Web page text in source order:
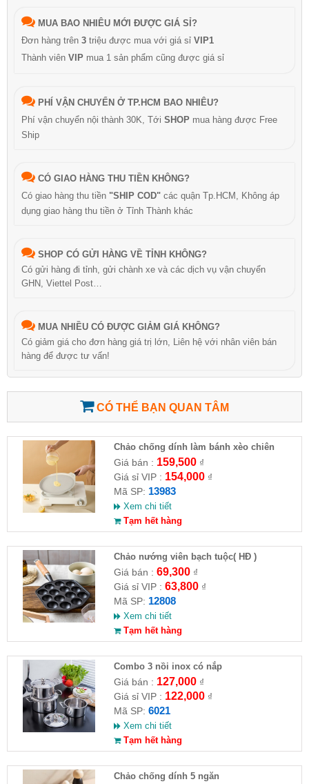
MUA BAO NHIÊU MỚI ĐƯỢC GIÁ SỈ?
Đơn hàng trên 3 triệu được mua với giá sỉ VIP1
Thành viên VIP mua 1 sản phẩm cũng được giá sỉ
PHÍ VẬN CHUYỂN Ở TP.HCM BAO NHIÊU?
Phí vận chuyển nội thành 30K, Tới SHOP mua hàng được Free
Ship
CÓ GIAO HÀNG THU TIỀN KHÔNG?
Có giao hàng thu tiền "SHIP COD" các quận Tp.HCM, Không áp
dụng giao hàng thu tiền ở Tỉnh Thành khác
SHOP CÓ GỬI HÀNG VỀ TỈNH KHÔNG?
Có gửi hàng đi tỉnh, gửi chành xe và các dịch vụ vận chuyển
GHN, Viettel Post…
MUA NHIỀU CÓ ĐƯỢC GIẢM GIÁ KHÔNG?
Có giảm giá cho đơn hàng giá trị lớn, Liên hệ với nhân viên bán
hàng để được tư vấn!
CÓ THỂ BẠN QUAN TÂM
Chảo chống dính làm bánh xèo chiên
trứng loại tròn ( HĐ )
Giá bán : 159,500₫
Giá sỉ VIP : 154,000₫
Mã SP: 13983
Xem chi tiết
Tạm hết hàng
Chảo nướng viên bạch tuộc( HĐ )
Giá bán : 69,300₫
Giá sỉ VIP : 63,800₫
Mã SP: 12808
Xem chi tiết
Tạm hết hàng
Combo 3 nồi inox có nắp
Giá bán : 127,000₫
Giá sỉ VIP : 122,000₫
Mã SP: 6021
Xem chi tiết
Tạm hết hàng
Chảo chống dính 5 ngăn